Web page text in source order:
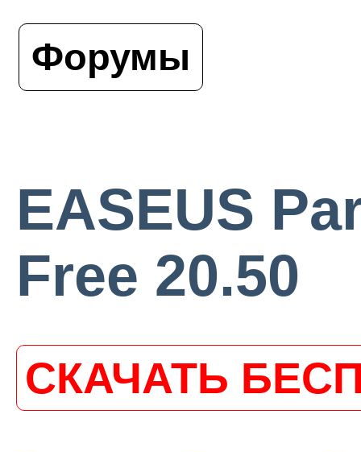
Форумы
EASEUS
Free 20.50
СКАЧАТЬ